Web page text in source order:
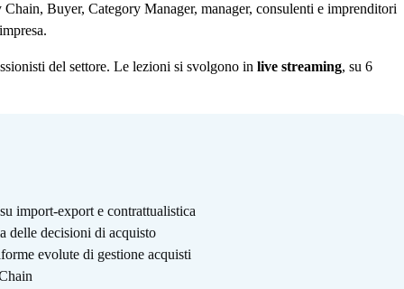
Buyer, Category Manager, manager, consulenti e imprenditori
del settore. Le lezioni si svolgono in live streaming, su 6
import-export e contrattualistica
delle decisioni di acquisto
evolute di gestione acquisti